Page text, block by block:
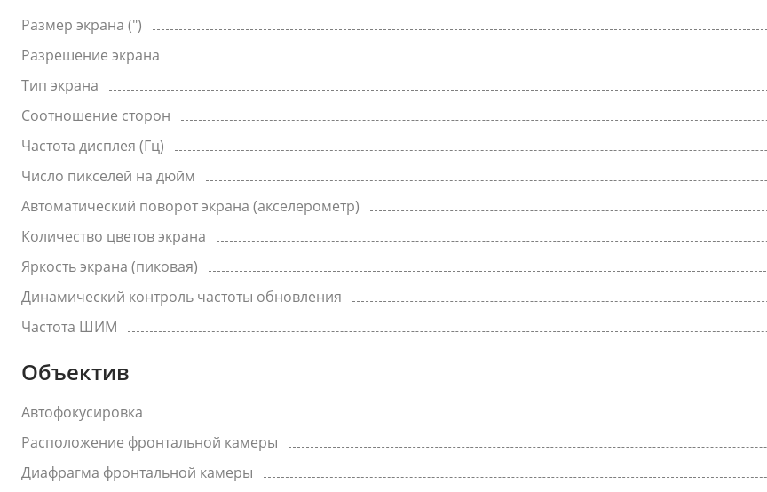
Размер экрана (")
Разрешение экрана
Тип экрана
Соотношение сторон
Частота дисплея (Гц)
Число пикселей на дюйм
Автоматический поворот экрана (акселерометр)
Количество цветов экрана
Яркость экрана (пиковая)
Динамический контроль частоты обновления
Частота ШИМ
Объектив
Автофокусировка
Расположение фронтальной камеры
Диафрагма фронтальной камеры